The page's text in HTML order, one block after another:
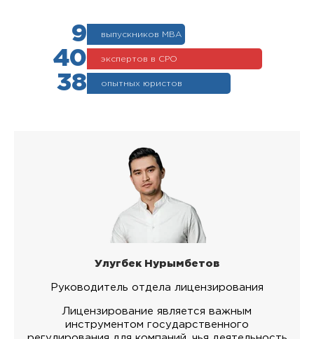
9 выпускников МВА
40 экспертов в СРО
38 опытных юристов
Улугбек Нурымбетов
Руководитель отдела лицензирования
Лицензирование является важным
инструментом государственного